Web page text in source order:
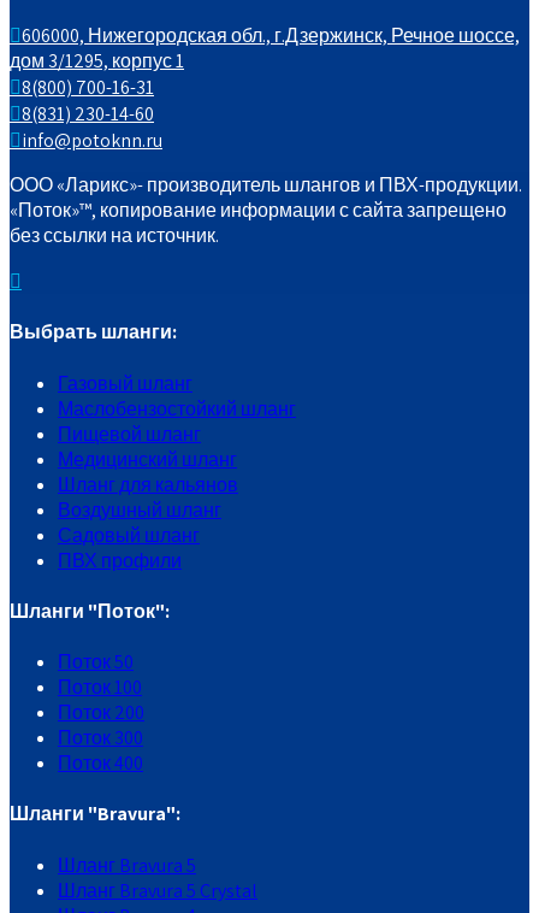
606000, Нижегородская обл., г.Дзержинск, Речное шоссе,
дом 3/1295, корпус 1
8(800) 700-16-31
8(831) 230-14-60
info@potoknn.ru
ООО «Ларикс»- производитель шлангов и ПВХ-продукции.
«Поток»™️, копирование информации с сайта запрещено
без ссылки на источник.
Выбрать шланги:
Газовый шланг
Маслобензостойкий шланг
Пищевой шланг
Медицинский шланг
Шланг для кальянов
Воздушный шланг
Садовый шланг
ПВХ профили
Шланги "Поток":
Поток 50
Поток 100
Поток 200
Поток 300
Поток 400
Шланги "Bravura":
Шланг Bravura 5
Шланг Bravura 5 Crystal